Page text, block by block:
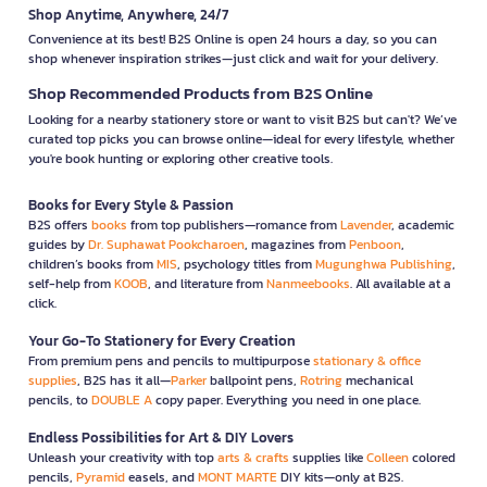
Shop Anytime, Anywhere, 24/7
Convenience at its best! B2S Online is open 24 hours a day, so you can
shop whenever inspiration strikes—just click and wait for your delivery.
Shop Recommended Products from B2S Online
Looking for a nearby stationery store or want to visit B2S but can't? We’ve
curated top picks you can browse online—ideal for every lifestyle, whether
you're book hunting or exploring other creative tools.
Books for Every Style & Passion
B2S offers books from top publishers—romance fromLavender, academic
guides byDr. Suphawat Pookcharoen, magazines fromPenboon,
children’s books fromMIS, psychology titles fromMugunghwa Publishing,
self-help fromKOOB, and literature fromNanmeebooks. All available at a
click.
Your Go-To Stationery for Every Creation
From premium pens and pencils to multipurposestationary & office
supplies, B2S has it all—Parkerballpoint pens, Rotringmechanical
pencils, toDOUBLE Acopy paper. Everything you need in one place.
Endless Possibilities for Art & DIY Lovers
Unleash your creativity with toparts & crafts supplies likeColleencolored
pencils, Pyramideasels, andMONT MARTEDIY kits—only at B2S.